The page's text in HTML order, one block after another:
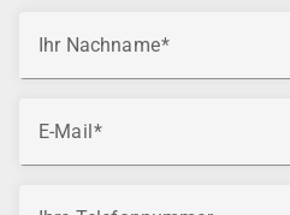
Ihr Nachname
E-Mail